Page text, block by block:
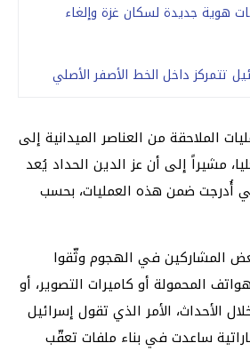
هوية جديدة لسكان غزة وإلغاء
الملاحقة من العناصر الميدانية إلى
مشيراً إلى أن عز الدين الحداد يُعد
أُدرجت ضمن هذه العمليات، بحسب
المشاركين في الهجوم وثّقوا
المحمولة أو كاميرات التصوير، أو
الأحداث، الأمر الذي تقول إسرائيل
ساعدت في بناء ملفات تعقّب